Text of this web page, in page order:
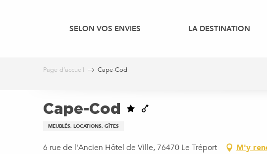
SELON VOS ENVIES LA DESTINATION
Page d’accueil Cape-Cod
Cape-Cod
MEUBLÉS, LOCATIONS, GÎTES
6 rue de l'Ancien Hôtel de Ville, 76470 Le Tréport M'y